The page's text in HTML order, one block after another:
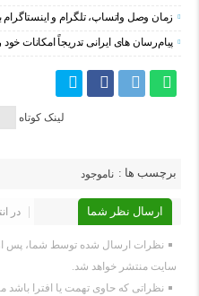
زمان وصل واتساپ، تلگرام و اینستاگرام به
پیام‌رسان‌ های ایرانی تدریجاً امکانات خود
لینک کوتاه
برچسب ها : ناموجود
ارسال نظر شما در
نظرات ارسال شده توسط شما، پس از
سایت منتشر خواهد شد.
نظراتی که حاوی تهمت یا افترا باشد